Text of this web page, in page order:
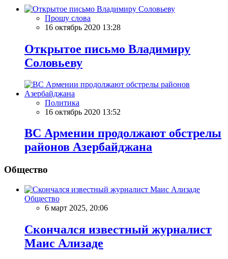
Прошу слова
16 октябрь 2020 13:28
Открытое письмо Владимиру
Соловьеву
Политика
16 октябрь 2020 13:52
ВС Армении продолжают обстрелы
районов Азербайджана
Общество
Общество
6 март 2025, 20:06
Скончался известный журналист
Маис Ализаде